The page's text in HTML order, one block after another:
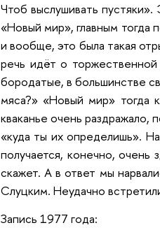
Чтоб выслушивать
«Новый мир», главным тогда
и вообще, это была такая
речь идёт о
бородатые, в большинстве
мяса?» «Новый мир» тогда
кваканье очень раздражало,
«куда ты их определишь».
получается, конечно,
скажет. А в ответ мы
Слуцким. Неудачно
Запись 1977 года: